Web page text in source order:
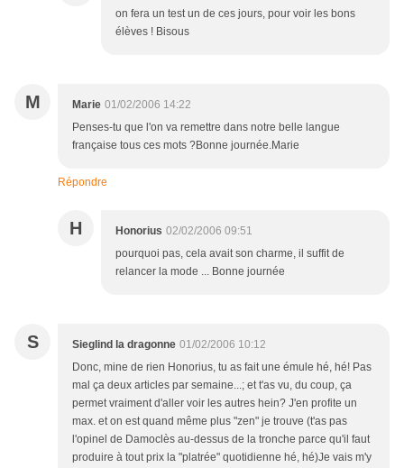
on fera un test un de ces jours, pour voir les bons
élèves ! Bisous
M Marie 01/02/2006 14:22
Penses-tu que l'on va remettre dans notre belle langue
française tous ces mots ?Bonne journée.Marie
Répondre
H Honorius 02/02/2006 09:51
pourquoi pas, cela avait son charme, il suffit de
relancer la mode ... Bonne journée
S Sieglind la dragonne 01/02/2006 10:12
Donc, mine de rien Honorius, tu as fait une émule hé, hé! Pas
mal ça deux articles par semaine...; et t'as vu, du coup, ça
permet vraiment d'aller voir les autres hein? J'en profite un
max. et on est quand même plus "zen" je trouve (t'as pas
l'opinel de Damoclès au-dessus de la tronche parce qu'il faut
produire à tout prix la "platrée" quotidienne hé, hé)Je vais m'y